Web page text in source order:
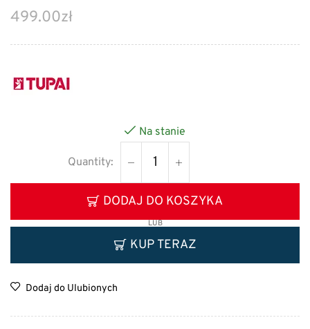
499.00zł
Na stanie
DODAJ DO KOSZYKA
LUB
KUP TERAZ
Dodaj do Ulubionych